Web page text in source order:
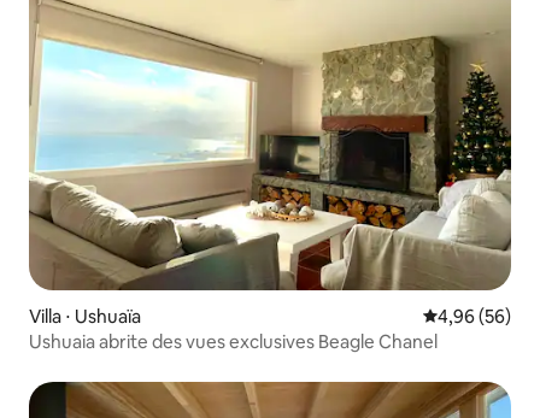
Villa ⋅ Ushuaïa Évaluation
4,96 (56)
Ushuaia abrite des vues exclusives Beagle Chanel